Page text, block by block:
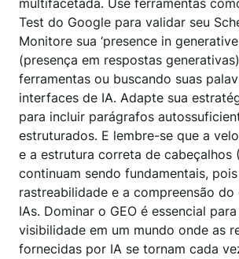
multifacetada. Use ferramentas
Test do Google para validar seu
Monitore sua ‘presence in generative
(presença em respostas
ferramentas ou buscando suas
interfaces de IA. Adapte sua
para incluir parágrafos
estruturados. E lembre-se que a
e a estrutura correta de cabeçalhos
continuam sendo fundamentais,
rastreabilidade e a compreensão
IAs. Dominar o GEO é essencial
visibilidade em um mundo onde as
fornecidas por IA se tornam cada